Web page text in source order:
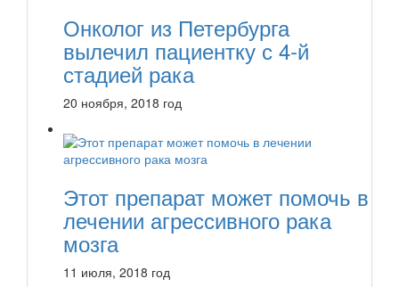
Онколог из Петербурга
вылечил пациентку с 4-й
стадией рака
20 ноября, 2018 год
Этот препарат может помочь в
лечении агрессивного рака
мозга
11 июля, 2018 год